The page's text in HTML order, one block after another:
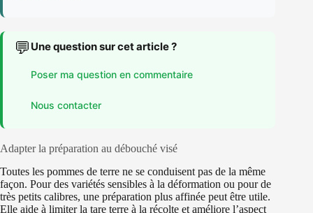
💬 Une question sur cet article ?
Poser ma question en commentaire
Nous contacter
Adapter la préparation au débouché visé
Toutes les pommes de terre ne se conduisent pas de la même
façon. Pour des variétés sensibles à la déformation ou pour de
très petits calibres, une préparation plus affinée peut être utile.
Elle aide à limiter la tare terre à la récolte et améliore l’aspect